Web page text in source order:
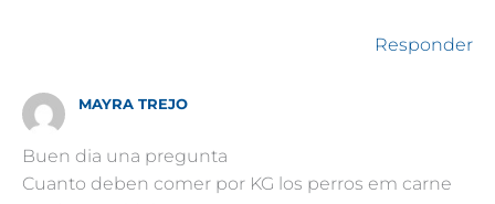
Responder
MAYRA TREJO
Buen dia una pregunta
Cuanto deben comer por KG los perros em carne